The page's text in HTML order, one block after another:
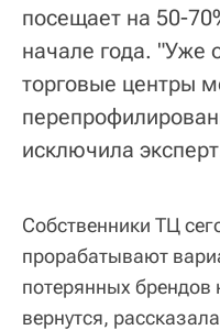
посещает на 50-
начале года. "Уже
торговые центры
исключила
Собственники ТЦ
прорабатывают
потерянных брендов
вернутся,